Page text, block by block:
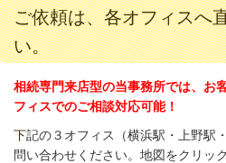
ご依頼は、各オフィスへ
い。
相続専門来店型の当事務所では、お
フィスでのご相談対応可能！
下記の３オフィス（横浜駅・上野駅
問い合わせください。 地図をクリッ